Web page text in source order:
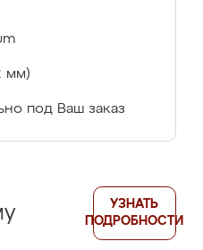
мм)
под Ваш заказ
УЗНАТЬ
ПОДРОБНОСТИ